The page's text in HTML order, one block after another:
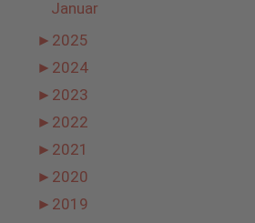
Januar
► 2025
► 2024
► 2023
► 2022
► 2021
► 2020
► 2019